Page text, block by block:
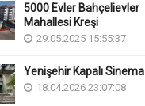
5000 Evler Bahçelievler
Mahallesi Kreşi
29.05.2025 15:55:37
Yenişehir Kapalı Sinema
18.04.2026 23:07:08